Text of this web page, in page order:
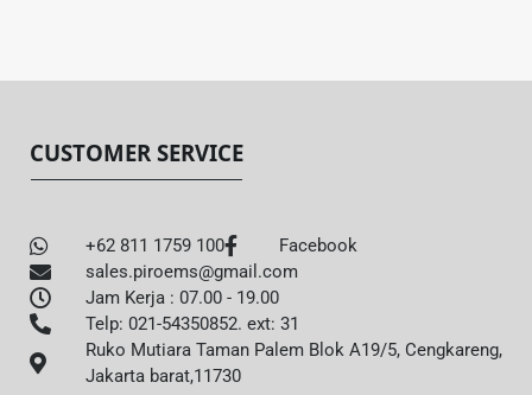
CUSTOMER SERVICE
+62 811 1759 100
Facebook
sales.piroems@gmail.com
Jam Kerja : 07.00 - 19.00
Telp: 021-54350852. ext: 31
Ruko Mutiara Taman Palem Blok A19/5, Cengkareng,
Jakarta barat,11730